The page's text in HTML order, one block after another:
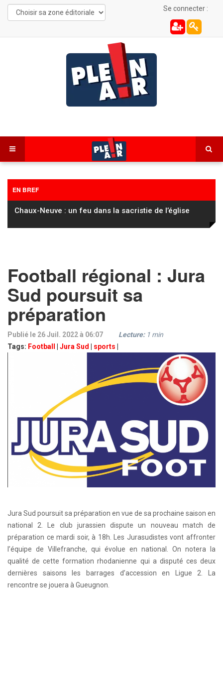
Se connecter :
EN BREF
Chaux-Neuve : un feu dans la sacristie de l’église
Football régional : Jura
Sud poursuit sa
préparation
Publié le 26 Juil. 2022 à 06:07
Tags: Football Jura Sud sports
Lecture: 1 min
Jura Sud poursuit sa préparation en vue de sa prochaine saison en
national 2. Le club jurassien dispute un nouveau match de
préparation ce mardi soir, à 18h. Les Jurasudistes vont affronter
l’équipe de Villefranche, qui évolue en national. On notera la
qualité de cette formation rhodanienne qui a disputé ces deux
dernières saisons les barrages d’accession en Ligue 2. La
rencontre se jouera à Gueugnon.